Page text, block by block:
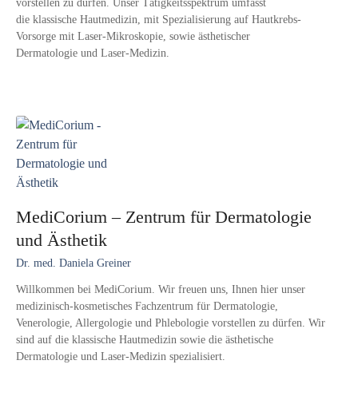
vorstellen zu dürfen. Unser Tätigkeitsspektrum umfasst
die klassische Hautmedizin, mit Spezialisierung auf Hautkrebs-
Vorsorge mit Laser-Mikroskopie, sowie ästhetischer
Dermatologie und Laser-Medizin.
MediCorium – Zentrum für Dermatologie
und Ästhetik
Dr. med. Daniela Greiner
Willkommen bei MediCorium. Wir freuen uns, Ihnen hier unser
medizinisch-kosmetisches Fachzentrum für Dermatologie,
Venerologie, Allergologie und Phlebologie vorstellen zu dürfen. Wir
sind auf die klassische Hautmedizin sowie die ästhetische
Dermatologie und Laser-Medizin spezialisiert.